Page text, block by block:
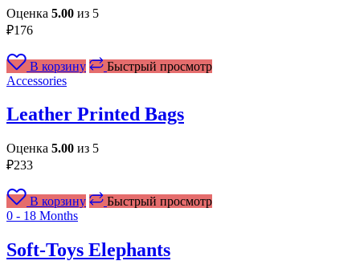
Оценка 5.00 из 5
₽176
В корзину
Быстрый просмотр
Accessories
Leather Printed Bags
Оценка 5.00 из 5
₽233
В корзину
Быстрый просмотр
0 - 18 Months
Soft-Toys Elephants